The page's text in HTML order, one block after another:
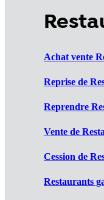
Achat vente
Reprise de
Reprendre
Vente de
Cession de
Restaurants